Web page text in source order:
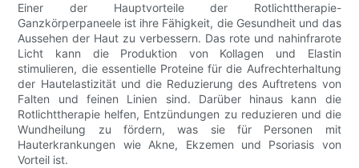
Einer der Hauptvorteile der Rotlichttherapie-
Ganzkörperpaneele ist ihre Fähigkeit, die Gesundheit und das
Aussehen der Haut zu verbessern. Das rote und nahinfrarote
Licht kann die Produktion von Kollagen und Elastin
stimulieren, die essentielle Proteine ​​für die Aufrechterhaltung
der Hautelastizität und die Reduzierung des Auftretens von
Falten und feinen Linien sind. Darüber hinaus kann die
Rotlichttherapie helfen, Entzündungen zu reduzieren und die
Wundheilung zu fördern, was sie für Personen mit
Hauterkrankungen wie Akne, Ekzemen und Psoriasis von
Vorteil ist.